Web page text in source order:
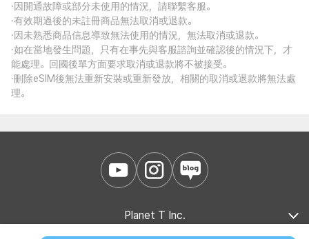
·因開通故障或部分未使用的情況，請聯繫客服。
·有效期過後的未註冊商品無法取消或退款。
·因未熟悉商品信息導致無法使用的情況，無法取消或退款。
·如在當地發生問題，只有在事先與客服諮詢並確認後的情況下，才
能處理。回國後單方面要求取消或退款將不被接受。
·刪除eSIM後無法重新安裝或重新發放，相關的取消或退款將無法處
理。
Planet T Inc.